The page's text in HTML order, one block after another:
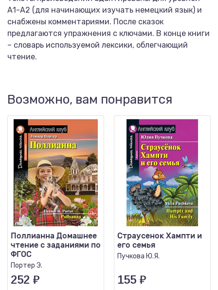
А1-А2 (для начинающих изучать немецкий язык) и
снабжены комментариями. После сказок
предлагаются упражнения с ключами. В конце книги
– словарь используемой лексики, облегчающий
чтение.
Возможно, вам понравится
Поллианна Домашнее
чтение с заданиями по
ФГОС
Портер Э.
252 ₽
Страусенок Хампти и
его семья
Пучкова Ю.Я.
155 ₽